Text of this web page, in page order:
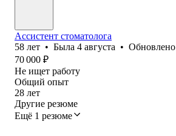
Ассистент стоматолога
58 лет • Была 4 августа • Обновлено
70 000 ₽
Не ищет работу
Общий опыт
28 лет
Другие резюме
Ещё 1 резюме